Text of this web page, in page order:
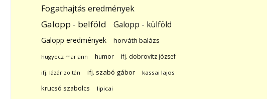
Fogathajtás eredmények
Galopp - belföld Galopp - külföld
Galopp eredmények horváth balázs
hugyecz mariann humor ifj. dobrovitz józsef
ifj. lázár zoltán ifj. szabó gábor kassai lajos
krucsó szabolcs lipicai